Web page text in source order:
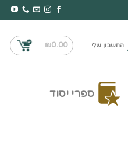
החשבון שלי ₪0.00
ספרי יסוד